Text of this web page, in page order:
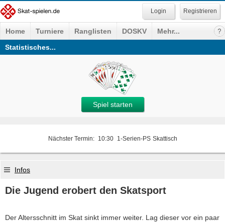
Registrieren
Home Turniere Ranglisten DOSKV
Mehr...
Statistisches...
Spiel starten
Nächster Termin: 10:30 1-Serien-PS Skattisch
Infos
Die Jugend erobert den Skatsport
Der Altersschnitt im Skat sinkt immer weiter. Lag dieser vor ein paar